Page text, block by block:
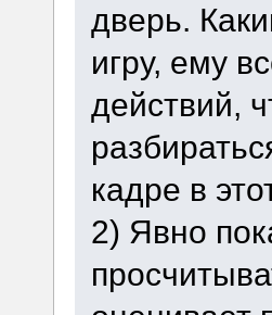
дверь.
игру, ему
действий,
кадре в
2) Явно